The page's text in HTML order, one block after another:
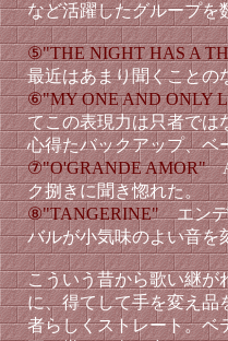
など活躍したグループを
⑤"THE NIGHT HAS A
最近はあまり聞くことの
⑥"MY ONE AND
てこの表現力は只者では
心得たバックアップ、ベ
⑦"O'GRANDE AMOR"
ク捌きに聞き惚れた。
⑧"TANGERINE"エン
バルが小気味のよい音を
こういう昔から歌い継が
に、得てして手を変え品
者らしくストレート。ベ